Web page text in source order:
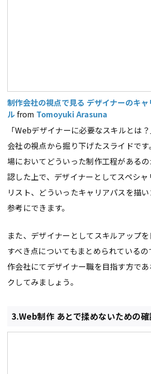
制作会社の視点で見る デザイナーのキ
ル from Tomoyuki Arasuna
「Webデザイナーに必要なスキルとは
会社の視点から掘り下げたスライドで
場においてどういった制作工程がある
認した上で、デザイナーとしてスペシ
リスト、どういったキャリアパスを描
参考にできます。
また、デザイナーとしてスキルアップ
すべき点についてもまとめられている
作会社にてデザイナー職を目指す方で
クしてみましょう。
3.Web制作 あとで揉めないための